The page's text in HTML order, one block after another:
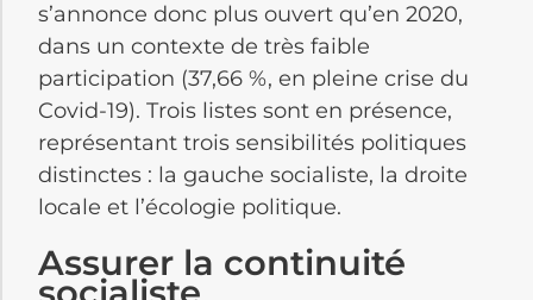
s’annonce donc plus ouvert qu’en 2020,
dans un contexte de très faible
participation (37,66 %, en pleine crise du
Covid-19). Trois listes sont en présence,
représentant trois sensibilités politiques
distinctes : la gauche socialiste, la droite
locale et l’écologie politique.
Assurer la continuité